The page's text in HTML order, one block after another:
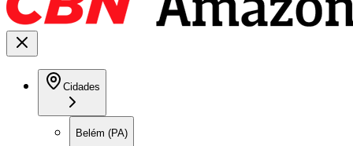
Cidades
Belém (PA)